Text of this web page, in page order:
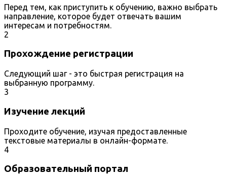
Перед тем, как приступить к обучению, важно выбрать
направление, которое будет отвечать вашим
интересам и потребностям.
2
Прохождение регистрации
Следующий шаг - это быстрая регистрация на
выбранную программу.
3
Изучение лекций
Проходите обучение, изучая предоставленные
текстовые материалы в онлайн-формате.
4
Образовательный портал